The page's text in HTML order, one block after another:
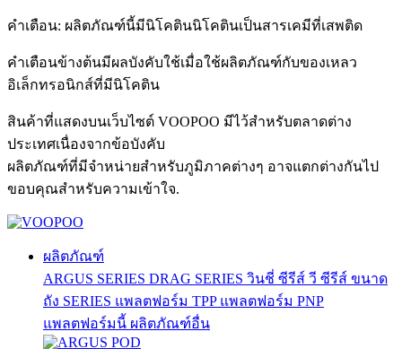
คำเตือน: ผลิตภัณฑ์นี้มีนิโคตินนิโคตินเป็นสารเคมีที่เสพติด
คำเตือนข้างต้นมีผลบังคับใช้เมื่อใช้ผลิตภัณฑ์กับของเหลว
อิเล็กทรอนิกส์ที่มีนิโคติน
สินค้าที่แสดงบนเว็บไซต์ VOOPOO มีไว้สำหรับตลาดต่าง
ประเทศเนื่องจากข้อบังคับ
ผลิตภัณฑ์ที่มีจำหน่ายสำหรับภูมิภาคต่างๆ อาจแตกต่างกันไป
ขอบคุณสำหรับความเข้าใจ.
ผลิตภัณฑ์
ARGUS SERIES DRAG SERIES วินชี่ ซีรีส์ วี ซีรีส์ ขนาด
ถัง SERIES แพลตฟอร์ม TPP แพลตฟอร์ม PNP
แพลตฟอร์มนี้ ผลิตภัณฑ์อื่น